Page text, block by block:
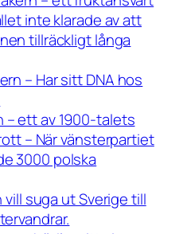
inte klarade av att
tillräckligt långa
– Har sitt DNA hos
– ett av 1900-talets
– När vänsterpartiet
3000 polska
vill suga ut Sverige till